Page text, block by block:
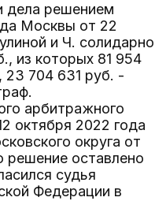
дела решением
Москвы от 22
и Ч. солидарно
из которых 81 954
23 704 631 руб. -
арбитражного
октября 2022 года
округа от
решение оставлено
судья
Федерации в